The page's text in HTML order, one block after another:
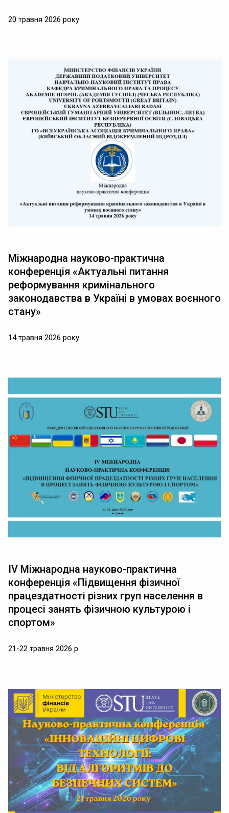
20 травня 2026 року
Міжнародна науково-практична
конференція «Актуальні питання
реформування кримінального
законодавства в Україні в умовах воєнного
стану»
14 травня 2026 року
ІV Міжнародна науково-практична
конференція «Підвищення фізичної
працездатності різних груп населення в
процесі занять фізичною культурою і
спортом»
21-22 травня 2026 р.